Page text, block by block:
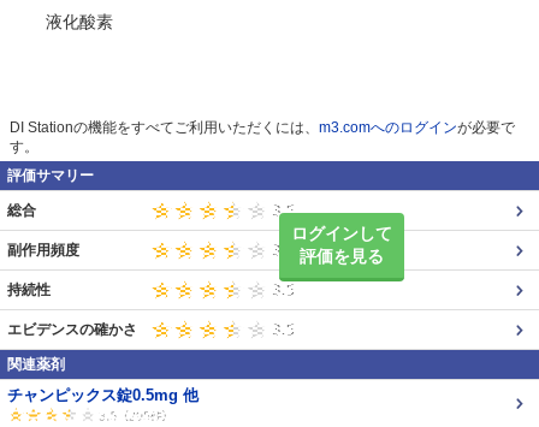
液化酸素
DI Stationの機能をすべてご利用いただくには、 m3.comへのログインが必要で
す。
評価サマリー
ログインして
評価を見る
総合
副作用頻度
持続性
エビデンスの確かさ
関連薬剤
チャンピックス錠0.5mg 他